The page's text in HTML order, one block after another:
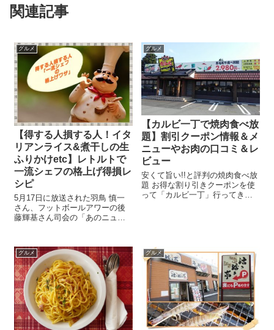
関連記事
グルメ
【得する人損する人！イタ
リアンライス&煮干しの生
ふりかけetc】レトルトで
一流シェフの格上げ得損レ
シピ
5月17日に放送された羽鳥 慎一
さん、フットボールアワーの後
藤輝基さん司会の「あのニュー
お供」＆「レトルト食品をお店
の味に格上げ」 腕もキャラも超
一流のスターシェフ北山智映シ
ェフと小...
グルメ
【カルビ一丁で焼肉食べ放
題】割引クーポン情報＆メ
ニューやお肉の口コミ＆レ
ビュー
安くて旨い!!と評判の焼肉食べ放
題 お得な割り引きクーポンを使
って「カルビ一丁」行ってきま
グルメ グルメ